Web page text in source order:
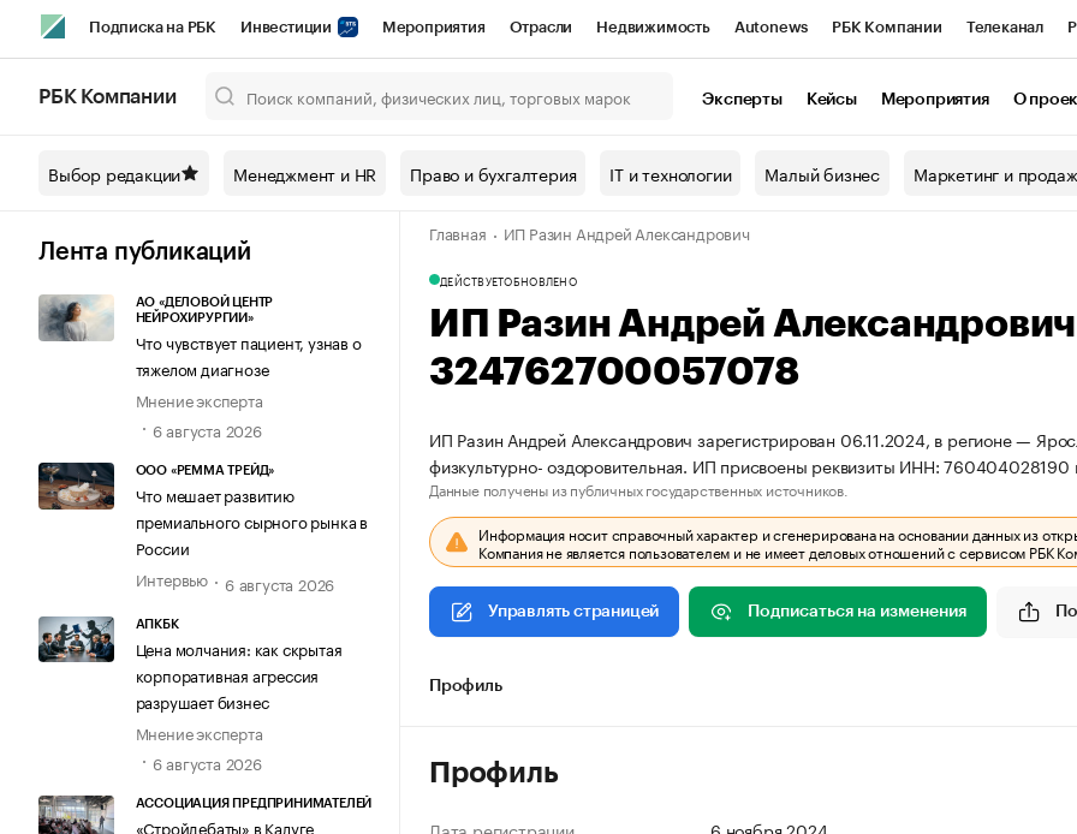
Подписка на РБК Инвестиции Мероприятия Отрасли Недвижимость Autonews РБК Компании Телеканал
Спецпроекты СПб Конференции СПб Спецпроекты Проверка контрагентов
Технологии и медиа Рынок наличной валюты
РБК Компании Эксперты Кейсы Мероприятия О
Выбор редакции Менеджмент и HR Право и бухгалтерия IT и технологии Малый бизнес Маркетинг и
Лента публикаций
АО «ДЕЛОВОЙ ЦЕНТР
НЕЙРОХИРУРГИИ»
Что чувствует пациент, узнав о
тяжелом диагнозе
Мнение эксперта
6 августа 2026
ООО «РЕММА ТРЕЙД»
Что мешает развитию
премиального сырного рынка в
России
Интервью
6 августа 2026
АПКБК
Цена молчания: как скрытая
корпоративная агрессия
разрушает бизнес
Мнение эксперта
6 августа 2026
АССОЦИАЦИЯ ПРЕДПРИНИМАТЕЛЕЙ
«Стройдебаты» в Калуге
Главная ИП Разин Андрей Александрович
ДЕЙСТВУЕТОБНОВЛЕНО
ИП Разин Андрей
324762700057078
ИП Разин Андрей Александрович зарегистрирован 06.11.2024, в регионе —
физкультурно- оздоровительная. ИП присвоены реквизиты ИНН:
Данные получены из публичных государственных источников.
Информация носит справочный характер и сгенерирована на основании данных из
Компания не является пользователем и не имеет деловых отношений с сервисом РБК
Управлять страницей Подписаться на изменения
Профиль
Профиль